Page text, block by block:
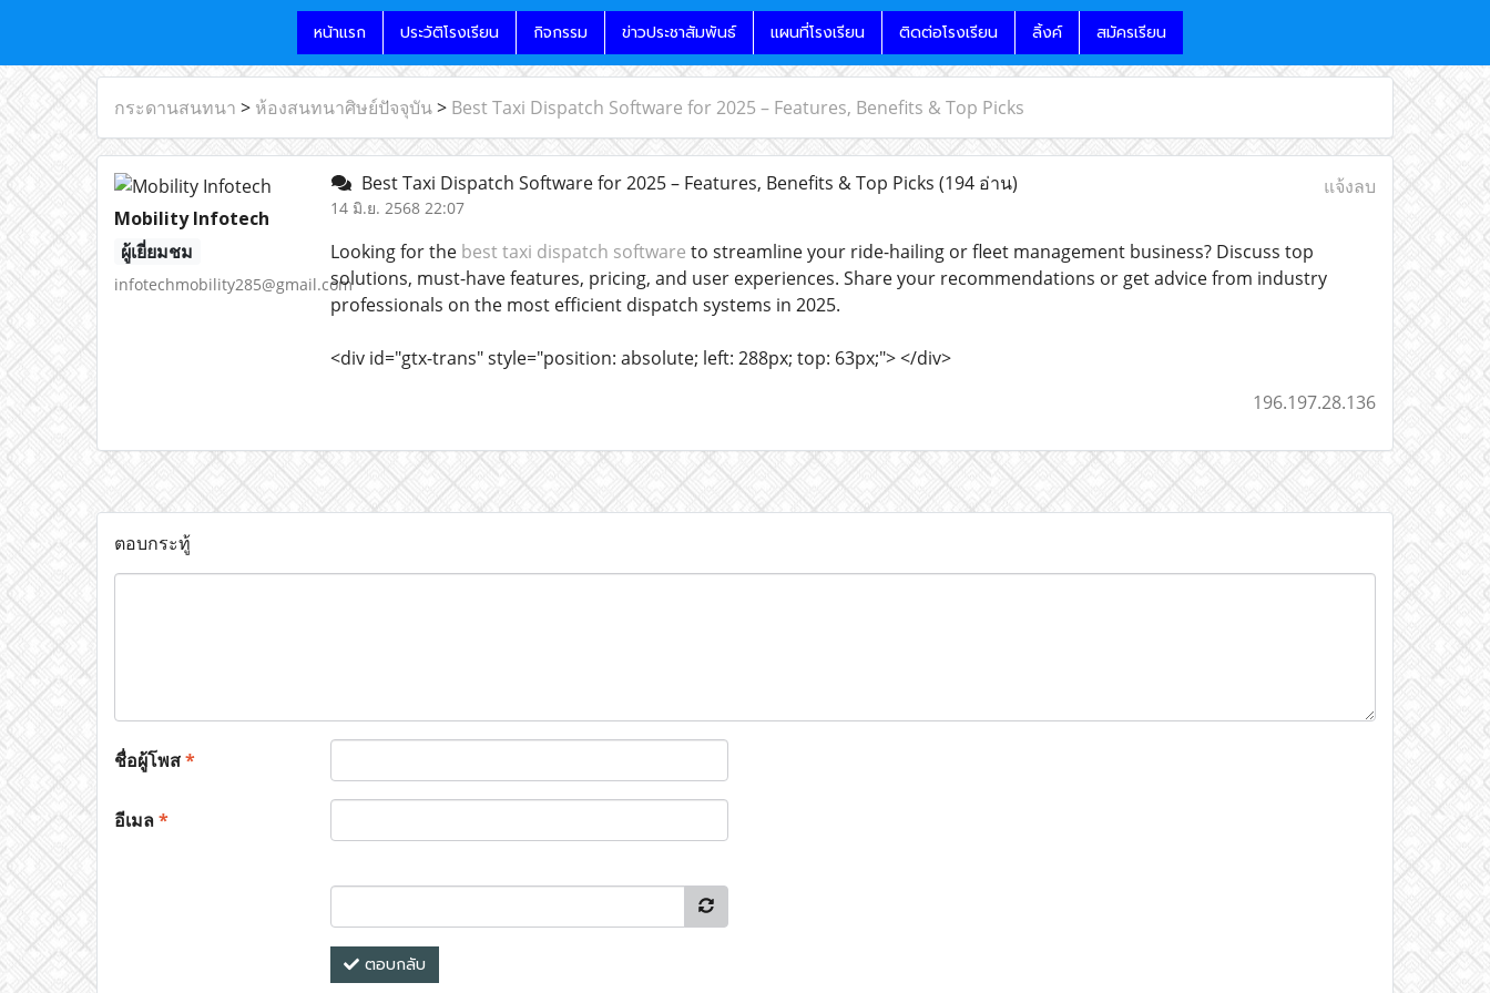
หน้าแรก ประวัติโรงเรียน กิจกรรม ข่าวประชาสัมพันธ์ แผนที่โรงเรียน ติดต่อโรงเรียน ลิ้งค์ สมัครเรียน
กระดานสนทนา > ห้องสนทนาศิษย์ปัจจุบัน> Best Taxi Dispatch Software for 2025 – Features, Benefits & Top Picks
Mobility Infotech
ผู้เยี่ยมชม
infotechmobility285@gmail.com
Best Taxi Dispatch Software for 2025 – Features, Benefits & Top Picks (194 อ่าน)
14 มิ.ย. 2568 22:07
แจ้งลบ
Looking for the best taxi dispatch software to streamline your ride-hailing or fleet management business? Discuss top
solutions, must-have features, pricing, and user experiences. Share your recommendations or get advice from industry
professionals on the most efficient dispatch systems in 2025.
<div id="gtx-trans" style="position: absolute; left: 288px; top: 63px;"> </div>
196.197.28.136
ตอบกระทู้
ชื่อผู้โพส*
อีเมล*
ตอบกลับ